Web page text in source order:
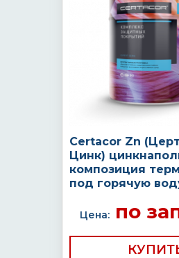
Certacor Zn
Цинк)
композиция
под горячую
Цена:по